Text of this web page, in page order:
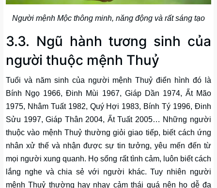
Người mệnh Mộc thông minh, năng động và rất sáng tạo
3.3. Ngũ hành tương sinh của
người thuộc mệnh Thuỷ
Tuổi và năm sinh của người mệnh Thuỷ điển hình đó là
Bính Ngọ 1966, Đinh Mùi 1967, Giáp Dần 1974, Ất Mão
1975, Nhâm Tuất 1982, Quý Hợi 1983, Bính Tý 1996, Đinh
Sửu 1997, Giáp Thân 2004, Ất Tuất 2005… Những người
thuộc vào mệnh Thuỷ thường giỏi giao tiếp, biết cách ứng
nhân xử thế và nhận được sự tin tưởng, yêu mến đến từ
mọi người xung quanh. Họ sống rất tình cảm, luôn biết cách
lắng nghe và chia sẻ với người khác. Tuy nhiên người
mệnh Thuỷ thường hay nhạy cảm thái quá nên họ dễ đa